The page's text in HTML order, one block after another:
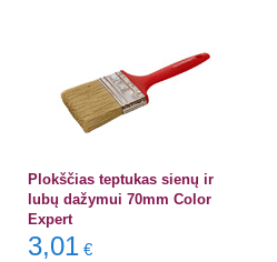
Plokščias teptukas sienų ir
lubų dažymui 70mm Color
Expert
3,01 €